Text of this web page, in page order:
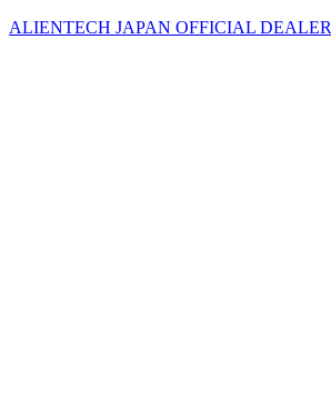
ALIENTECH JAPAN OFFICIAL DEALER